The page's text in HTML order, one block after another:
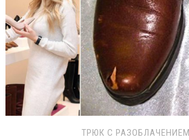
ТРЮК С РАЗОБЛАЧЕНИЕМ